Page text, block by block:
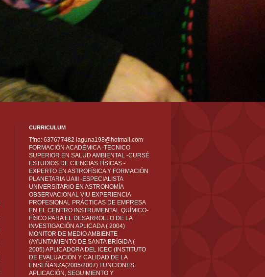
CURRICULUM
Tfno: 637677482 laguna198@hotmail.com
FORMACIÓN ACADÉMICA -TECNICO
SUPERIOR EN SALUD AMBIENTAL -CURSÉ
ESTUDIOS DE CIENCIAS FÍSICAS -
EXPERTO EN ASTROFÍSICA Y FORMACIÓN
PLANETARIA UAIII -ESPECIALISTA
UNIVERSITARIO EN ASTRONOMÍA
OBSERVACIONAL VIU EXPERIENCIA
PROFESIONAL PRÁCTICAS DE EMPRESA
EN EL CENTRO INSTRUMENTAL QUÍMICO-
FÍSCO PARA EL DESARROLLO DE LA
INVESTIGACIÓN APLICADA ( 2004)
MONITOR DE MEDIO AMBIENTE
(AYUNTAMIENTO DE SANTA BRÍGIDA (
2005) APLICADORA DEL ICEC (INSTITUTO
DE EVALUACIÓN Y CALIDAD DE LA
ENSEÑANZA(2005/2007) FUNCIONES:
APLICACIÓN, SEGUIMIENTO Y